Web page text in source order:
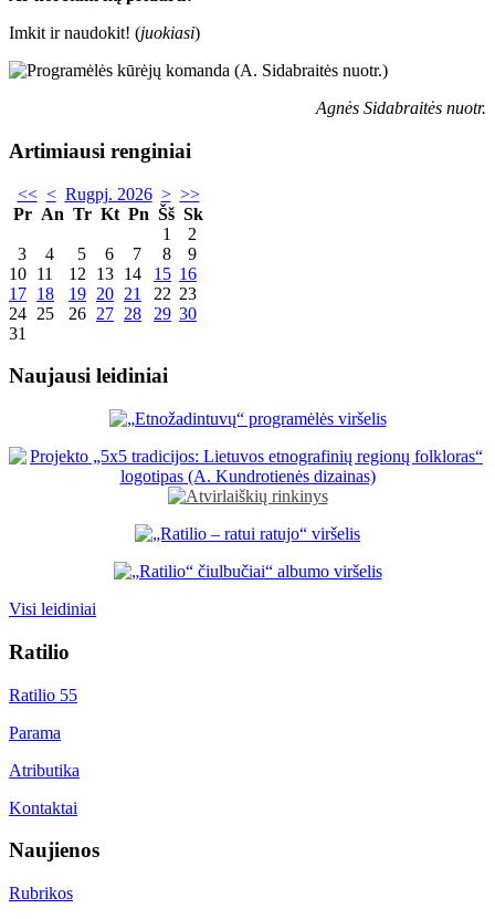
Imkit ir naudokit! (juokiasi)
Agnės Sidabraitės nuotr.
Artimiausi renginiai
<< < Rugpj. 2026 > >>
Pr An Tr Kt Pn Šš Sk
1
2
3
4 5 6 7 8
9
10 11 12 13 14 15 16
17 18 19 20 21 22 23
24 25 26 27 28 29 30
31
Naujausi leidiniai
Visi leidiniai
Ratilio
Ratilio 55
Parama
Atributika
Kontaktai
Naujienos
Rubrikos